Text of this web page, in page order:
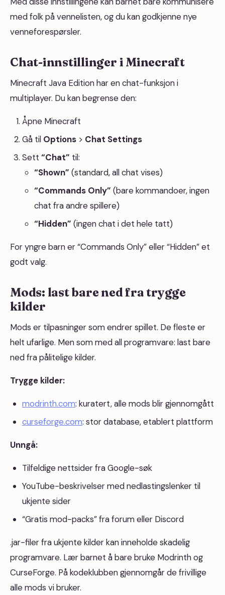
med folk på vennelisten, og du kan godkjenne nye
venneforespørsler.
Chat-innstillinger i Minecraft
Minecraft Java Edition har en chat-funksjon i
multiplayer. Du kan begrense den:
Åpne Minecraft
Gå til Options > Chat Settings
Sett “Chat” til:
“Shown” (standard, all chat vises)
“Commands Only” (bare kommandoer, ingen
chat fra andre spillere)
“Hidden” (ingen chat i det hele tatt)
For yngre barn er “Commands Only” eller “Hidden” et
godt valg.
Mods: last bare ned fra trygge
kilder
Mods er tilpasninger som endrer spillet. De fleste er
helt ufarlige. Men som med all programvare: last bare
ned fra pålitelige kilder.
Trygge kilder:
modrinth.com: kuratert, alle mods blir gjennomgått
curseforge.com: stor database, etablert plattform
Unngå:
Tilfeldige nettsider fra Google-søk
YouTube-beskrivelser med nedlastingslenker til
ukjente sider
“Gratis mod-packs” fra forum eller Discord
.jar-filer fra ukjente kilder kan inneholde skadelig
programvare. Lær barnet å bare bruke Modrinth og
CurseForge. På kodeklubben gjennomgår de frivillige
alle mods vi bruker.